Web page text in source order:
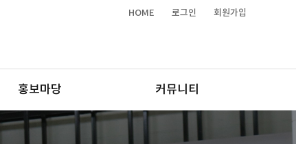
HOME 로그인 회원가입
홍보마당 커뮤니티